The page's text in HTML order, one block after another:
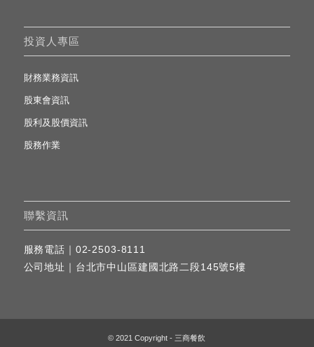
投資人專區
財務業務資訊
股東會資訊
股利及股價資訊
股務作業
聯繫資訊
服務電話｜ 02-2503-8111
公司地址｜ 台北市中山區建國北路二段145號5樓
© 2021 Copyright - 三商餐飲